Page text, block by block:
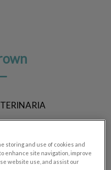
storing and use of cookies and
enhance site navigation, improve
website use, and assist our